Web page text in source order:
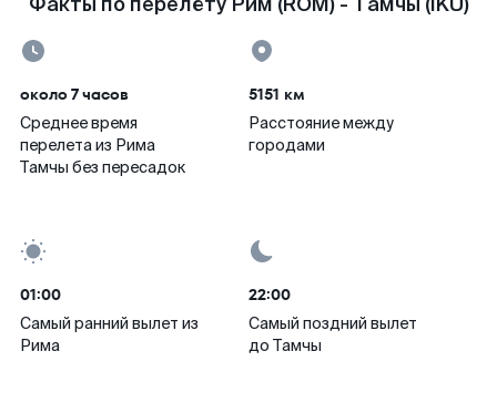
около 7 часов
Среднее время
перелета из Рима
Тамчы без пересадок
5151 км
Расстояние между
городами
01:00
Самый ранний вылет из
Рима
22:00
Самый поздний вылет
до Тамчы